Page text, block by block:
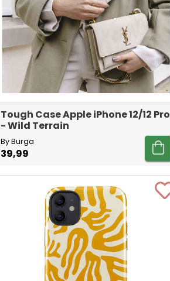
Tough Case Apple iPhone 12/12 Pro
- Wild Terrain
By Burga
39,99